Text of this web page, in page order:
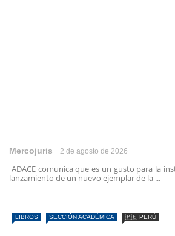
Mercojuris 2 de agosto de 2026
ADACE comunica que es un gusto para la
lanzamiento de un nuevo ejemplar de la ...
LIBROS SECCIÓN ACADÉMICA 🇵🇪 PERÚ